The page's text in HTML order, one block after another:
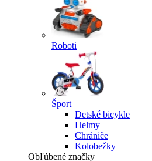
Roboti
Šport
Detské bicykle
Helmy
Chrániče
Kolobežky
Obľúbené značky